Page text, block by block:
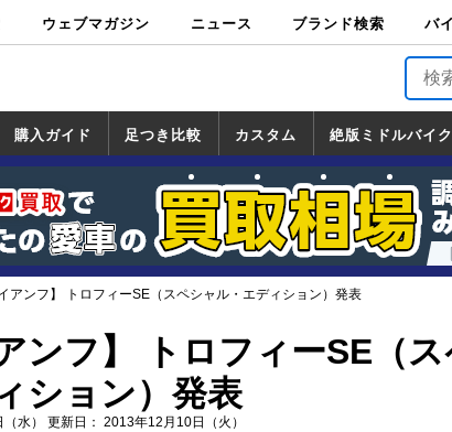
ウェブマガジン ニュース ブランド検索 バ
バ
購入ガイド
一覧
足つき比較 カスタム
カスタム
一覧
ホンダ
ヤマハ
スズキ
カワサキ
絶版ミドルバイク
絶版ミドルバイク
一覧
ホンダ
ヤマハ
スズキ
カワサキ
道の駅調査隊
ツーリング情報局
日本の道50選
国道めぐり
林道ツーリング
イアンフ】 トロフィーSE（スペシャル・エディション）発表
ンフ】 トロフィーSE（
ション）発表
水） 更新日： 2013年12月10日（火）